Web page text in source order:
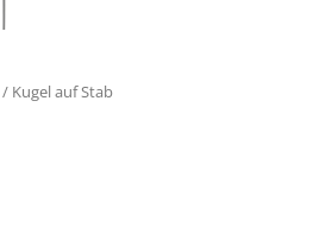
/ Kugel auf Stab